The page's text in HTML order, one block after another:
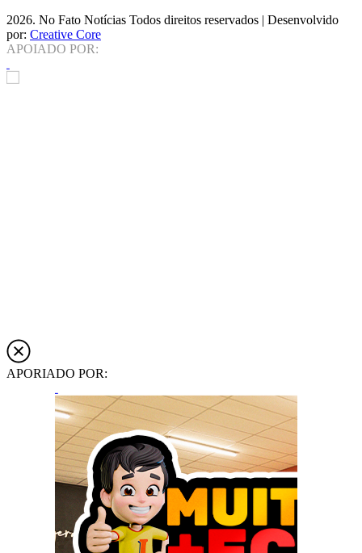
2026. No Fato Notícias Todos direitos reservados | Desenvolvido
por: Creative Core
APOIADO POR:
APORIADO POR: